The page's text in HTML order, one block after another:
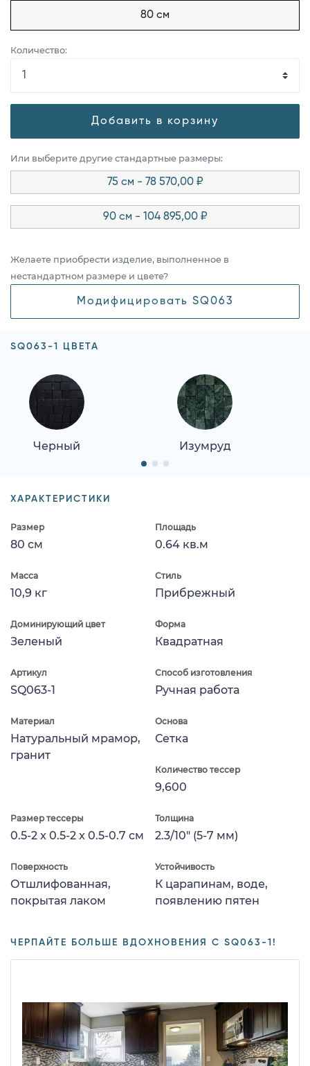
80 см
Количество:
Добавить в корзину
Или выберите другие стандартные размеры:
75 см - 78 570,00 ₽
90 см - 104 895,00 ₽
Желаете приобрести изделие, выполненное в
нестандартном размере и цвете?
Модифицировать SQ063
SQ063-1 ЦВЕТА
Черный Изумруд
ХАРАКТЕРИСТИКИ
Размер
80 см
Площадь
0.64 кв.м
Масса
10,9 кг
Стиль
Прибрежный
Доминирующий цвет
Зеленый
Форма
Квадратная
Артикул
SQ063-1
Способ изготовления
Ручная работа
Материал
Натуральный мрамор,
гранит
Основа
Сетка
Количество тессер
9,600
Размер тессеры
0.5-2 x 0.5-2 x 0.5-0.7 см
Толщина
2.3/10" (5-7 мм)
Поверхность
Отшлифованная,
покрытая лаком
Устойчивость
К царапинам, воде,
появлению пятен
ЧЕРПАЙТЕ БОЛЬШЕ ВДОХНОВЕНИЯ С SQ063-1!